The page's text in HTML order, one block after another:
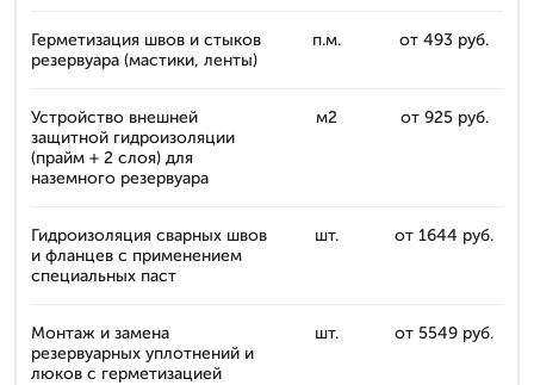
Герметизация швов и стыков
резервуара (мастики, ленты)
п.м. от 493 руб.
Устройство внешней
защитной гидроизоляции
(прайм + 2 слоя) для
наземного резервуара
м2 от 925 руб.
Гидроизоляция сварных швов
и фланцев с применением
специальных паст
шт. от 1644 руб.
Монтаж и замена
резервуарных уплотнений и
люков с герметизацией
шт. от 5549 руб.